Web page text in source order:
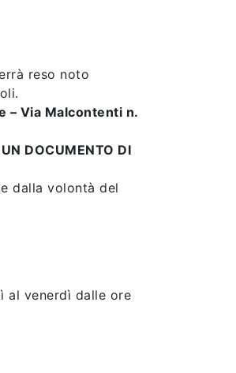
reso noto
– Via Malcontenti n.
DOCUMENTO DI
dalla volontà del
al venerdì dalle ore